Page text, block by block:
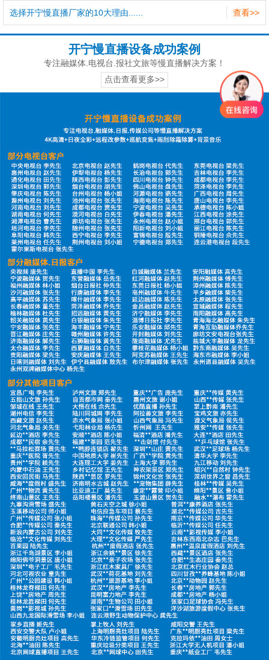
查看>>
选择开宁慢直播厂家的10大理由......
开宁慢直播设备成功案例
专注融媒体.电视台.报社文旅等慢直播解决方案！
点击查看更多>>